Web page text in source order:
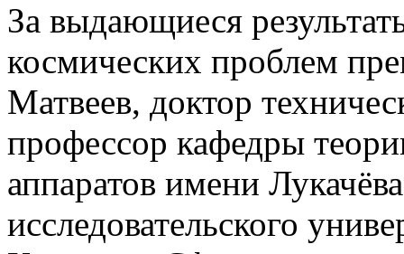
За выдающиеся
космических проблем
Матвеев, доктор
профессор кафедры
аппаратов имени
исследовательского